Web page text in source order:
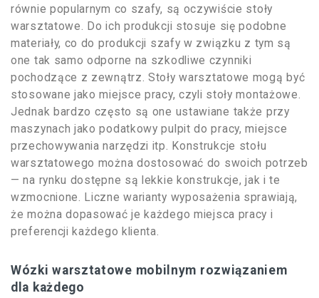
równie popularnym co szafy, są oczywiście stoły
warsztatowe. Do ich produkcji stosuje się podobne
materiały, co do produkcji szafy w związku z tym są
one tak samo odporne na szkodliwe czynniki
pochodzące z zewnątrz. Stoły warsztatowe mogą być
stosowane jako miejsce pracy, czyli stoły montażowe.
Jednak bardzo często są one ustawiane także przy
maszynach jako podatkowy pulpit do pracy, miejsce
przechowywania narzędzi itp. Konstrukcje stołu
warsztatowego można dostosować do swoich potrzeb
— na rynku dostępne są lekkie konstrukcje, jak i te
wzmocnione. Liczne warianty wyposażenia sprawiają,
że można dopasować je każdego miejsca pracy i
preferencji każdego klienta.
Wózki warsztatowe mobilnym rozwiązaniem
dla każdego